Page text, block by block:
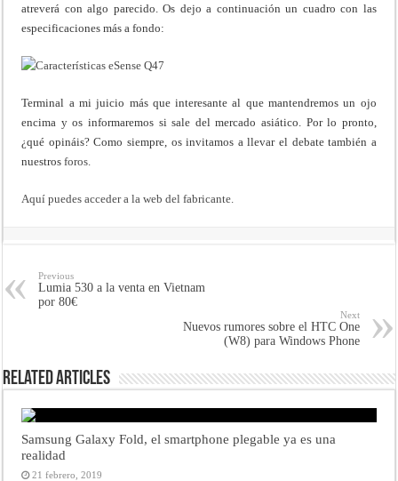
atreverá con algo parecido. Os dejo a continuación un cuadro con las
especificaciones más a fondo:
Terminal a mi juicio más que interesante al que mantendremos un ojo
encima y os informaremos si sale del mercado asiático. Por lo pronto,
¿qué opináis? Como siempre, os invitamos a llevar el debate también a
nuestrosforos.
Aquí puedes acceder a la web del fabricante.
Previous
Lumia 530 a la venta en Vietnam
por 80€
Next
Nuevos rumores sobre el HTC One
(W8) para Windows Phone
Related Articles
Samsung Galaxy Fold, el smartphone plegable ya es una
realidad
21 febrero, 2019